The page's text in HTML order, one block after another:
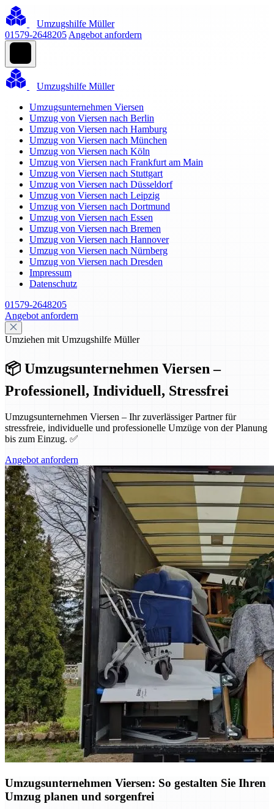
Umzugshilfe Müller
01579-2648205 Angebot anfordern
Umzugshilfe Müller
Umzugsunternehmen Viersen
Umzug von Viersen nach Berlin
Umzug von Viersen nach Hamburg
Umzug von Viersen nach München
Umzug von Viersen nach Köln
Umzug von Viersen nach Frankfurt am Main
Umzug von Viersen nach Stuttgart
Umzug von Viersen nach Düsseldorf
Umzug von Viersen nach Leipzig
Umzug von Viersen nach Dortmund
Umzug von Viersen nach Essen
Umzug von Viersen nach Bremen
Umzug von Viersen nach Hannover
Umzug von Viersen nach Nürnberg
Umzug von Viersen nach Dresden
Impressum
Datenschutz
01579-2648205
Angebot anfordern
Umziehen mit Umzugshilfe Müller
📦 Umzugsunternehmen Viersen –
Professionell, Individuell, Stressfrei
Umzugsunternehmen Viersen – Ihr zuverlässiger Partner für
stressfreie, individuelle und professionelle Umzüge von der Planung
bis zum Einzug. ✅
Angebot anfordern
Umzugsunternehmen Viersen: So gestalten Sie Ihren
Umzug planen und sorgenfrei